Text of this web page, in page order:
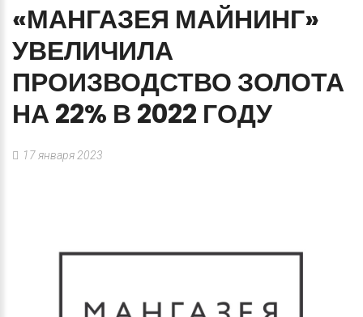
«МАНГАЗЕЯ МАЙНИНГ»
УВЕЛИЧИЛА
ПРОИЗВОДСТВО ЗОЛОТА
НА 22% В 2022 ГОДУ
17 января 2023